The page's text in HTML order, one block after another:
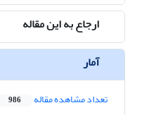
ارجاع به این مقاله
آمار
تعداد مشاهده مقاله 986